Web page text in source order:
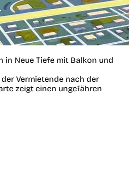
in Neue Tiefe mit Balkon und
Vermietende nach der
zeigt einen ungefähren